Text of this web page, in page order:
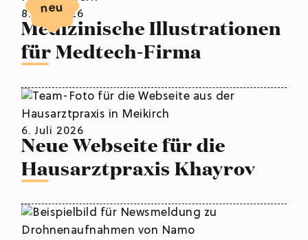
8. Juli 2026
Medizinische Illustrationen
für Medtech-Firma
neu
6. Juli 2026
Neue Webseite für die
Hausarztpraxis Khayrov